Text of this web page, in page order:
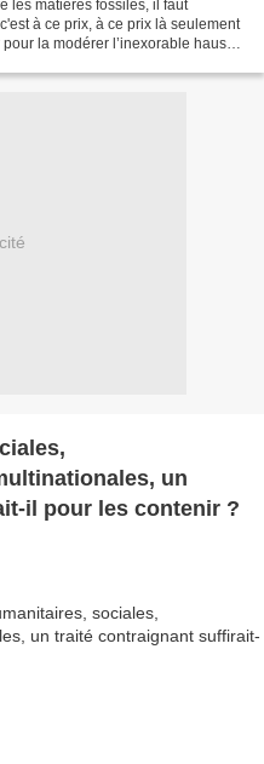
les matières fossiles, il faut
à ce prix, à ce prix là seulement
la modérer l’inexorable hausse
un
il pour les contenir ?